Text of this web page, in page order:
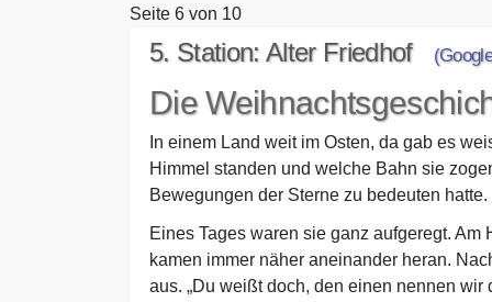
Seite 6 von 10
5. Station: Alter Friedhof
Die
In einem Land weit im Osten, da gab es
Himmel standen und welche Bahn sie
Bewegungen der Sterne zu bedeuten
Eines Tages waren sie ganz aufgeregt.
kamen immer näher aneinander heran.
aus. „Du weißt doch, den einen nennen